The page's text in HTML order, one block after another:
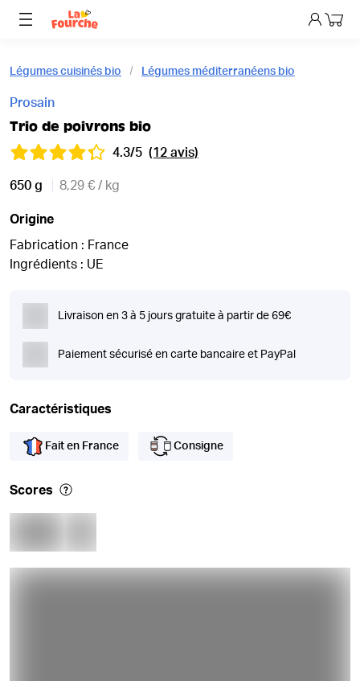
Mon
Légumes cuisinés bio Légumes méditerranéens bio
Prosain
Trio de poivrons bio
4.3/5 (12 avis)
650 g 8,29 € / kg
Origine
Fabrication : France
Ingrédients : UE
Livraison en 3 à 5 jours gratuite à partir de 69€
Paiement sécurisé en carte bancaire et PayPal
Caractéristiques
Fait en France Consigne
Scores